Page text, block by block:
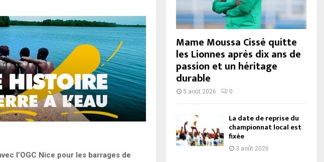
l’OGC Nice pour les barrages de
Mame Moussa Cissé quitte
les Lionnes après dix ans de
passion et un héritage
durable
5 août 2026 0
La date de reprise du
championnat local est
fixée
3 août 2026